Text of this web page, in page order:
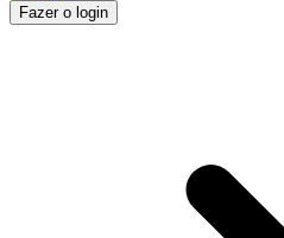
Fazer o login